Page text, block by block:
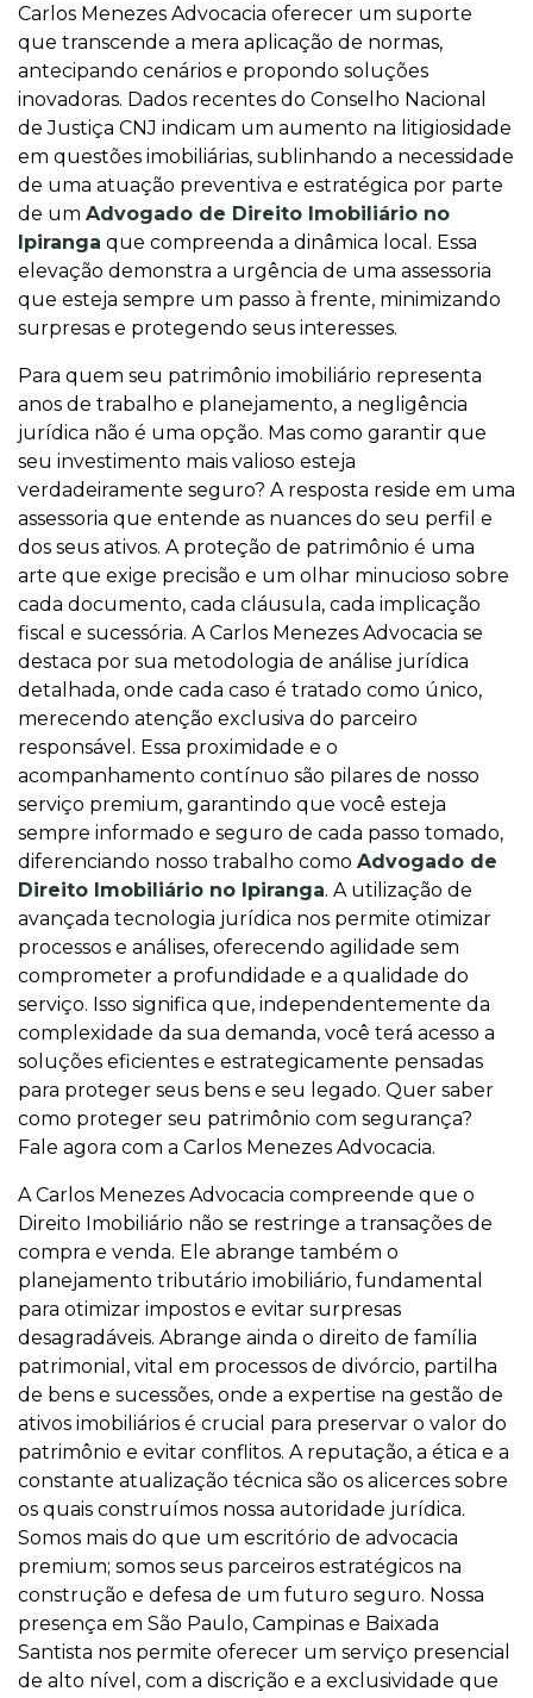
Carlos Menezes Advocacia oferecer um suporte
que transcende a mera aplicação de normas,
antecipando cenários e propondo soluções
inovadoras. Dados recentes do Conselho Nacional
de Justiça CNJ indicam um aumento na litigiosidade
em questões imobiliárias, sublinhando a necessidade
de uma atuação preventiva e estratégica por parte
de um Advogado de Direito Imobiliário no
Ipiranga que compreenda a dinâmica local. Essa
elevação demonstra a urgência de uma assessoria
que esteja sempre um passo à frente, minimizando
surpresas e protegendo seus interesses.
Para quem seu patrimônio imobiliário representa
anos de trabalho e planejamento, a negligência
jurídica não é uma opção. Mas como garantir que
seu investimento mais valioso esteja
verdadeiramente seguro? A resposta reside em uma
assessoria que entende as nuances do seu perfil e
dos seus ativos. A proteção de patrimônio é uma
arte que exige precisão e um olhar minucioso sobre
cada documento, cada cláusula, cada implicação
fiscal e sucessória. A Carlos Menezes Advocacia se
destaca por sua metodologia de análise jurídica
detalhada, onde cada caso é tratado como único,
merecendo atenção exclusiva do parceiro
responsável. Essa proximidade e o
acompanhamento contínuo são pilares de nosso
serviço premium, garantindo que você esteja
sempre informado e seguro de cada passo tomado,
diferenciando nosso trabalho como Advogado de
Direito Imobiliário no Ipiranga. A utilização de
avançada tecnologia jurídica nos permite otimizar
processos e análises, oferecendo agilidade sem
comprometer a profundidade e a qualidade do
serviço. Isso significa que, independentemente da
complexidade da sua demanda, você terá acesso a
soluções eficientes e estrategicamente pensadas
para proteger seus bens e seu legado. Quer saber
como proteger seu patrimônio com segurança?
Fale agora com a Carlos Menezes Advocacia.
A Carlos Menezes Advocacia compreende que o
Direito Imobiliário não se restringe a transações de
compra e venda. Ele abrange também o
planejamento tributário imobiliário, fundamental
para otimizar impostos e evitar surpresas
desagradáveis. Abrange ainda o direito de família
patrimonial, vital em processos de divórcio, partilha
de bens e sucessões, onde a expertise na gestão de
ativos imobiliários é crucial para preservar o valor do
patrimônio e evitar conflitos. A reputação, a ética e a
constante atualização técnica são os alicerces sobre
os quais construímos nossa autoridade jurídica.
Somos mais do que um escritório de advocacia
premium; somos seus parceiros estratégicos na
construção e defesa de um futuro seguro. Nossa
presença em São Paulo, Campinas e Baixada
Santista nos permite oferecer um serviço presencial
de alto nível, com a discrição e a exclusividade que